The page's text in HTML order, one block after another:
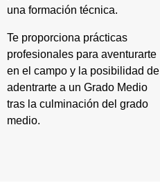
una formación técnica.
Te proporciona prácticas
profesionales para aventurarte
en el campo y la posibilidad de
adentrarte a un Grado Medio
tras la culminación del grado
medio.